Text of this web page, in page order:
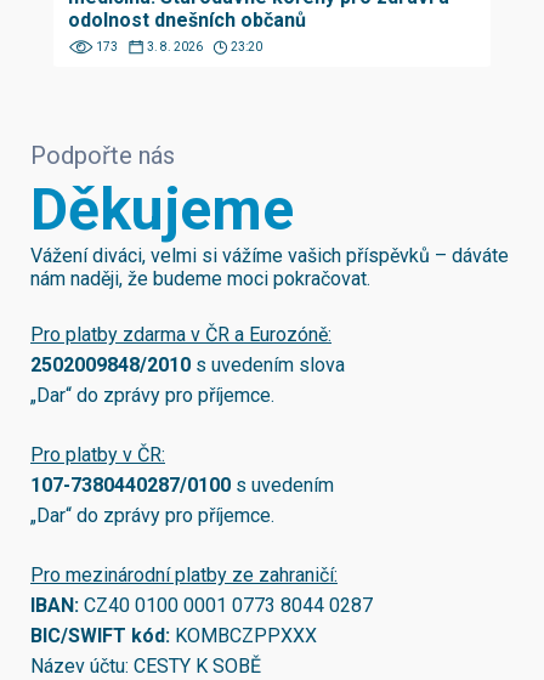
odolnost dnešních občanů
173 3. 8. 2026 23:20
Podpořte nás
Děkujeme
Vážení diváci, velmi si vážíme vašich příspěvků – dáváte
nám naději, že budeme moci pokračovat.
Pro platby zdarma v ČR a Eurozóně:
2502009848/2010 s uvedením slova
„Dar“ do zprávy pro příjemce.
Pro platby v ČR:
107-7380440287/0100 s uvedením
„Dar“ do zprávy pro příjemce.
Pro mezinárodní platby ze zahraničí:
IBAN: CZ40 0100 0001 0773 8044 0287
BIC/SWIFT kód: KOMBCZPPXXX
Název účtu: CESTY K SOBĚ